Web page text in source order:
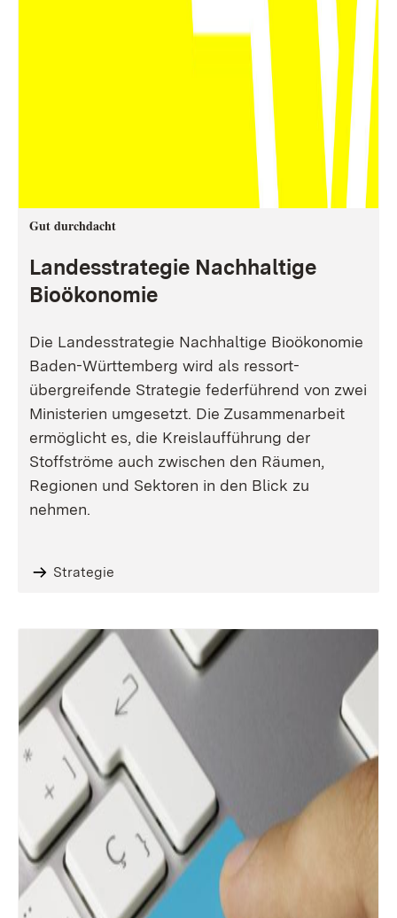
Gut durchdacht
Landesstrategie Nachhaltige
Bioökonomie
Die Landesstrategie Nachhaltige Bioökonomie
Baden-Württemberg wird als ressort-
übergreifende Strategie federführend von zwei
Ministerien umgesetzt. Die Zusammenarbeit
ermöglicht es, die Kreislaufführung der
Stoffströme auch zwischen den Räumen,
Regionen und Sektoren in den Blick zu
nehmen.
Strategie